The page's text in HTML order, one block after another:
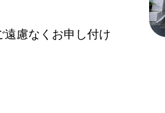
慮なくお申し付け